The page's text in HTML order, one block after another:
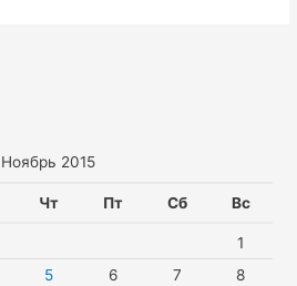
Ноябрь 2015
Чт Пт Сб Вс
1
5 6 7
8